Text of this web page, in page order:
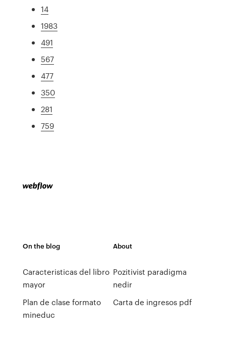
14
1983
491
567
477
350
281
759
On the blog
Caracteristicas del libro
mayor
Plan de clase formato
mineduc
About
Pozitivist paradigma
nedir
Carta de ingresos pdf